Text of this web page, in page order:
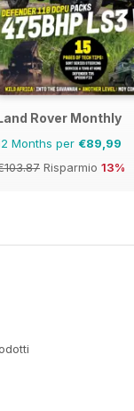
Rover Monthly
Months per €89,99
Risparmio 13%